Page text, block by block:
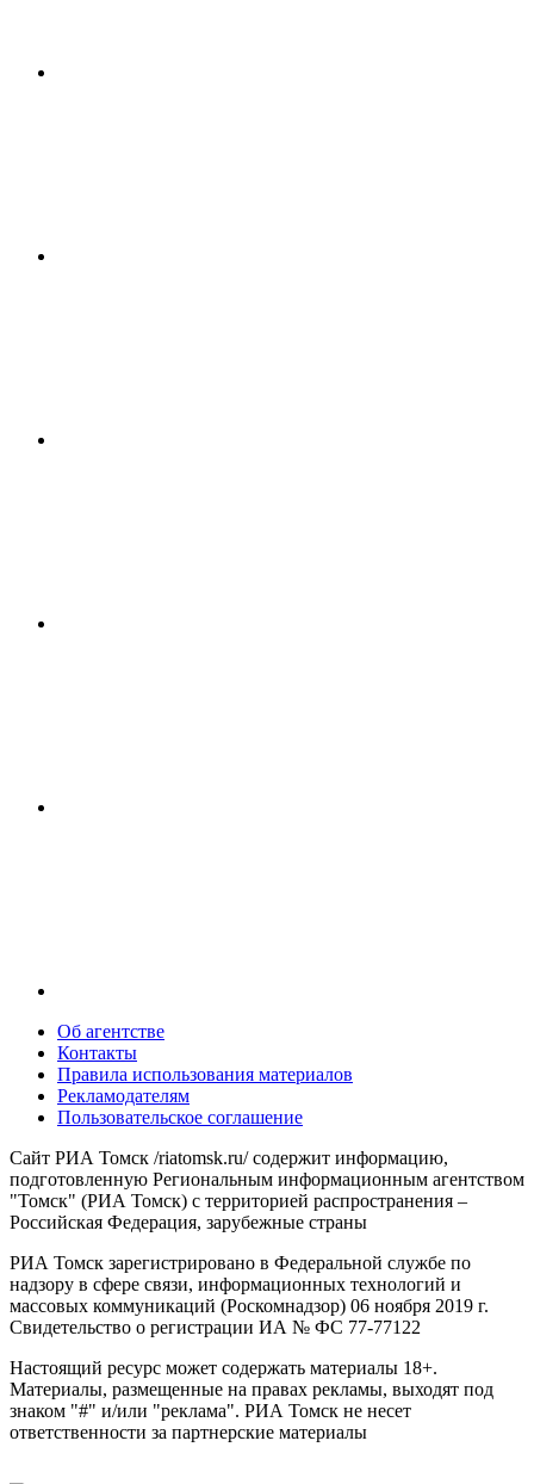
Об агентстве
Контакты
Правила использования материалов
Рекламодателям
Пользовательское соглашение
Сайт РИА Томск /riatomsk.ru/ содержит информацию,
подготовленную Региональным информационным агентством
"Томск" (РИА Томск) с территорией распространения –
Российская Федерация, зарубежные страны
РИА Томск зарегистрировано в Федеральной службе по
надзору в сфере связи, информационных технологий и
массовых коммуникаций (Роскомнадзор) 06 ноября 2019 г.
Свидетельство о регистрации ИА № ФС 77-77122
Настоящий ресурс может содержать материалы 18+.
Материалы, размещенные на правах рекламы, выходят под
знаком "#" и/или "реклама". РИА Томск не несет
ответственности за партнерские материалы